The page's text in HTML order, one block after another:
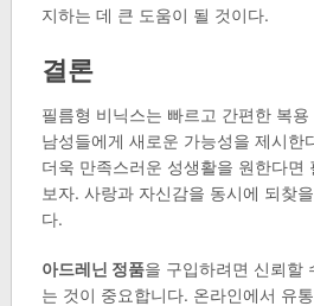
지하는 데 큰 도움이 될 것이다.
결론
필름형 비닉스는 빠르고 간편한 복
남성들에게 새로운 가능성을 제시한
더욱 만족스러운 성생활을 원한다면
보자. 사랑과 자신감을 동시에 되찾
다.
아드레닌 정품을 구입하려면 신뢰할
는 것이 중요합니다. 온라인에서 유